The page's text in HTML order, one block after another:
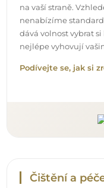
na vaší straně.
nenabízíme
dává volnost vybrat
nejlépe vyhovují
Podívejte se, jak si
Čištění a